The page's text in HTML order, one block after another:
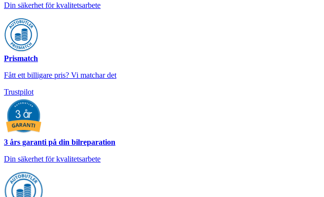
Din säkerhet för kvalitetsarbete
Prismatch
Fått ett billigare pris? Vi matchar det
Trustpilot
3 års garanti på din bilreparation
Din säkerhet för kvalitetsarbete